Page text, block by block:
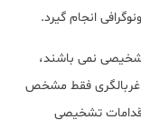
انجام گیرد.
نمی باشند،
غربالگری فقط مشخص
اقدامات تشخیصی